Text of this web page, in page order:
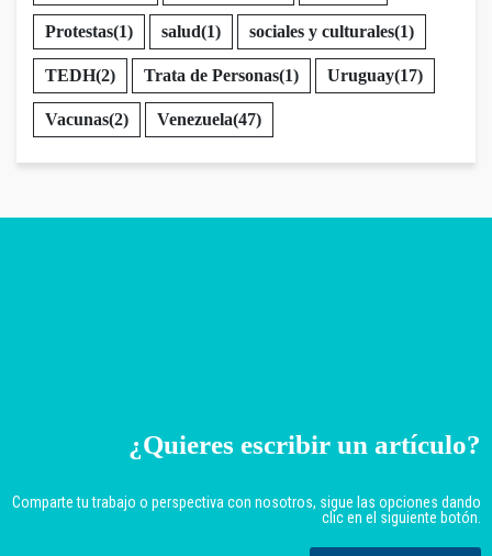
Protestas(1) salud(1) sociales y culturales(1)
TEDH(2) Trata de Personas(1) Uruguay(17)
Vacunas(2) Venezuela(47)
¿Quieres escribir un artículo?
Comparte tu trabajo o perspectiva con nosotros, sigue las opciones dando
clic en el siguiente botón.